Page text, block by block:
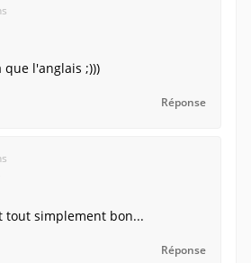
que l'anglais ;)))
Réponse
tout simplement bon...
Réponse